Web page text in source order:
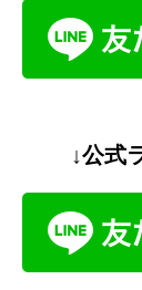
↓公式